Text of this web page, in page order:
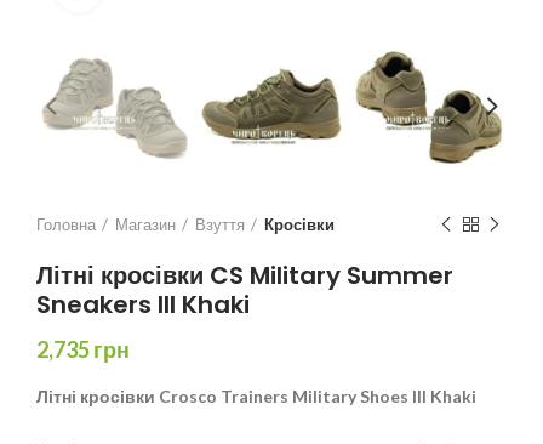
Головна Магазин Взуття Кросівки
Літні кросівки CS Military Summer
Sneakers III Khaki
2,735грн
Літні кросівки Crosco Trainers Military Shoes III Khaki